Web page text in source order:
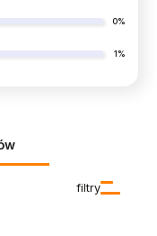
0%
1%
filtry